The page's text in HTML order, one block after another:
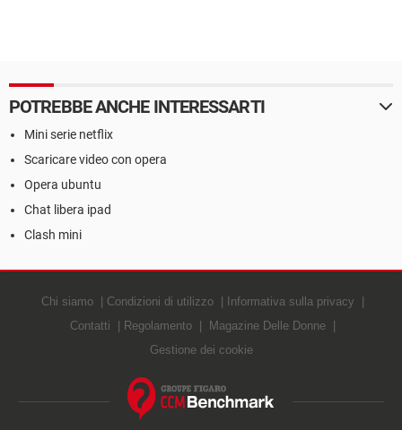
POTREBBE ANCHE INTERESSARTI
Mini serie netflix
Scaricare video con opera
Opera ubuntu
Chat libera ipad
Clash mini
Chi siamo Condizioni di utilizzo
Informativa sulla privacy
Contatti
Regolamento
Magazine Delle Donne
Gestione dei cookie